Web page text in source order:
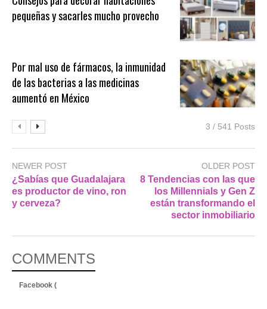
pequeñas y sacarles mucho provecho
Por mal uso de fármacos, la inmunidad
de las bacterias a las medicinas
aumentó en México
3 / 541 Posts
NEWER POST
¿Sabías que Guadalajara
es productor de vino, ron
y cerveza?
OLDER POST
8 Tendencias con las que
los Millennials y Gen Z
están transformando el
sector inmobiliario
COMMENTS
Facebook (